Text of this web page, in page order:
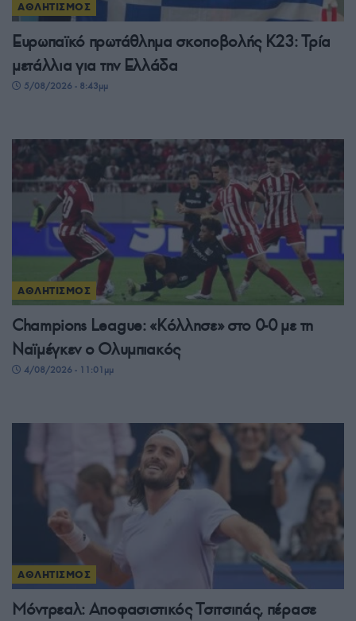
ΑΘΛΗΤΙΣΜΟΣ
Ευρωπαϊκό πρωτάθλημα σκοποβολής Κ23: Τρία
μετάλλια για την Ελλάδα
5/08/2026 - 8:43μμ
ΑΘΛΗΤΙΣΜΟΣ
Champions League: «Κόλλησε» στο 0-0 με τη
Ναϊμέγκεν ο Ολυμπιακός
4/08/2026 - 11:01μμ
ΑΘΛΗΤΙΣΜΟΣ
Μόντρεαλ: Αποφασιστικός Τσιτσιπάς, πέρασε